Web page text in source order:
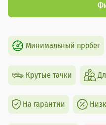
Минимальный пробег
Крутые тачки
На гарантии